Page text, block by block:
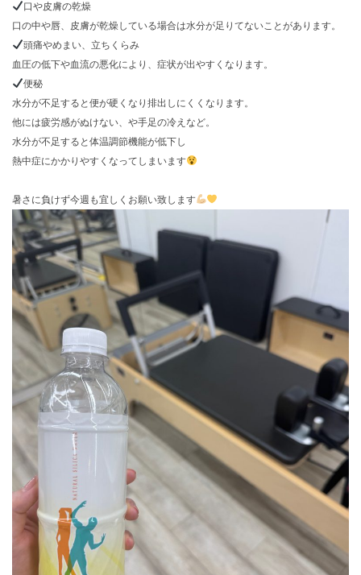
口や皮膚の乾燥
口の中や唇、皮膚が乾燥している場合は水分が足りてないことがあります。
頭痛やめまい、立ちくらみ
血圧の低下や血流の悪化により、症状が出やすくなります。
便秘
水分が不足すると便が硬くなり排出しにくくなります。
他には疲労感がぬけない、や手足の冷えなど。
水分が不足すると体温調節機能が低下し
熱中症にかかりやすくなってしまいます
暑さに負けず今週も宜しくお願い致します